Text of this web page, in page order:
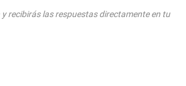
recibirás las respuestas directamente en tu